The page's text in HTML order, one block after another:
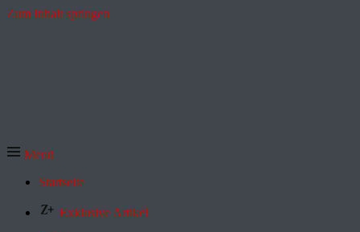
Zum Inhalt springen
Menü
Startseite
Exklusive Artikel